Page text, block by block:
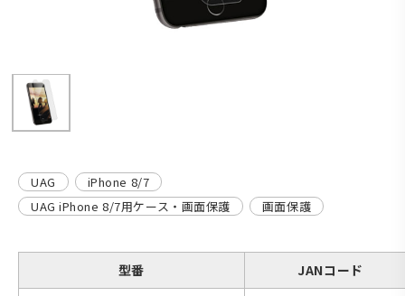
UAG
iPhone 8/7
UAG iPhone 8/7用ケース・画面保護
画面保護
型番
JANコード